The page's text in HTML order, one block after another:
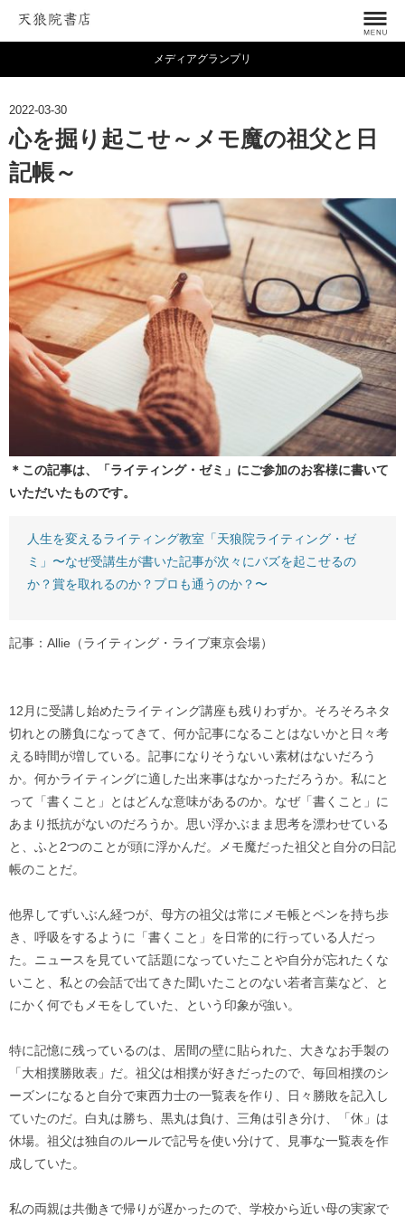
メディアグランプリ
2022-03-30
心を掘り起こせ～メモ魔の祖父と日
記帳～
＊この記事は、「ライティング・ゼミ」にご参加のお客様に書いて
いただいたものです。
人生を変えるライティング教室「天狼院ライティング・ゼ
ミ」〜なぜ受講生が書いた記事が次々にバズを起こせるの
か？賞を取れるのか？プロも通うのか？〜
記事：Allie（ライティング・ライブ東京会場）
12月に受講し始めたライティング講座も残りわずか。そろそろネタ
切れとの勝負になってきて、何か記事になることはないかと日々考
える時間が増している。記事になりそうないい素材はないだろう
か。何かライティングに適した出来事はなかっただろうか。私にと
って「書くこと」とはどんな意味があるのか。なぜ「書くこと」に
あまり抵抗がないのだろうか。思い浮かぶまま思考を漂わせている
と、ふと2つのことが頭に浮かんだ。メモ魔だった祖父と自分の日記
帳のことだ。
他界してずいぶん経つが、母方の祖父は常にメモ帳とペンを持ち歩
き、呼吸をするように「書くこと」を日常的に行っている人だっ
た。ニュースを見ていて話題になっていたことや自分が忘れたくな
いこと、私との会話で出てきた聞いたことのない若者言葉など、と
にかく何でもメモをしていた、という印象が強い。
特に記憶に残っているのは、居間の壁に貼られた、大きなお手製の
「大相撲勝敗表」だ。祖父は相撲が好きだったので、毎回相撲のシ
ーズンになると自分で東西力士の一覧表を作り、日々勝敗を記入し
ていたのだ。白丸は勝ち、黒丸は負け、三角は引き分け、「休」は
休場。祖父は独自のルールで記号を使い分けて、見事な一覧表を作
成していた。
私の両親は共働きで帰りが遅かったので、学校から近い母の実家で